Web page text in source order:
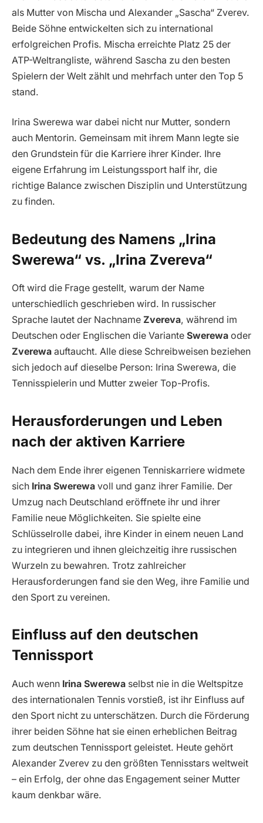
als Mutter von Mischa und Alexander „Sascha“ Zverev.
Beide Söhne entwickelten sich zu international
erfolgreichen Profis. Mischa erreichte Platz 25 der
ATP-Weltrangliste, während Sascha zu den besten
Spielern der Welt zählt und mehrfach unter den Top 5
stand.
Irina Swerewa war dabei nicht nur Mutter, sondern
auch Mentorin. Gemeinsam mit ihrem Mann legte sie
den Grundstein für die Karriere ihrer Kinder. Ihre
eigene Erfahrung im Leistungssport half ihr, die
richtige Balance zwischen Disziplin und Unterstützung
zu finden.
Bedeutung des Namens „Irina
Swerewa“ vs. „Irina Zvereva“
Oft wird die Frage gestellt, warum der Name
unterschiedlich geschrieben wird. In russischer
Sprache lautet der Nachname Zvereva, während im
Deutschen oder Englischen die Variante Swerewa oder
Zverewa auftaucht. Alle diese Schreibweisen beziehen
sich jedoch auf dieselbe Person: Irina Swerewa, die
Tennisspielerin und Mutter zweier Top-Profis.
Herausforderungen und Leben
nach der aktiven Karriere
Nach dem Ende ihrer eigenen Tenniskarriere widmete
sich Irina Swerewa voll und ganz ihrer Familie. Der
Umzug nach Deutschland eröffnete ihr und ihrer
Familie neue Möglichkeiten. Sie spielte eine
Schlüsselrolle dabei, ihre Kinder in einem neuen Land
zu integrieren und ihnen gleichzeitig ihre russischen
Wurzeln zu bewahren. Trotz zahlreicher
Herausforderungen fand sie den Weg, ihre Familie und
den Sport zu vereinen.
Einfluss auf den deutschen
Tennissport
Auch wenn Irina Swerewa selbst nie in die Weltspitze
des internationalen Tennis vorstieß, ist ihr Einfluss auf
den Sport nicht zu unterschätzen. Durch die Förderung
ihrer beiden Söhne hat sie einen erheblichen Beitrag
zum deutschen Tennissport geleistet. Heute gehört
Alexander Zverev zu den größten Tennisstars weltweit
– ein Erfolg, der ohne das Engagement seiner Mutter
kaum denkbar wäre.